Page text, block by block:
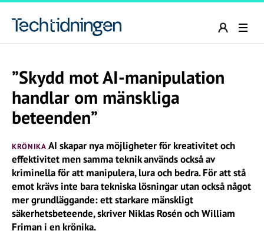
”Skydd mot AI-manipulation
handlar om mänskliga
beteenden”
KRÖNIKA AI skapar nya möjligheter för kreativitet och
effektivitet men samma teknik används också av
kriminella för att manipulera, lura och bedra. För att stå
emot krävs inte bara tekniska lösningar utan också något
mer grundläggande: ett starkare mänskligt
säkerhetsbeteende, skriver Niklas Rosén och William
Friman i en krönika.